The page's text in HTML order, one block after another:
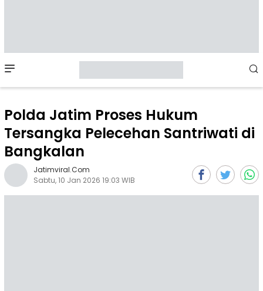
Menu
Polda Jatim Proses Hukum
Tersangka Pelecehan Santriwati di
Bangkalan
Jatimviral.com
Sabtu, 10 Jan 2026 19:03 WIB